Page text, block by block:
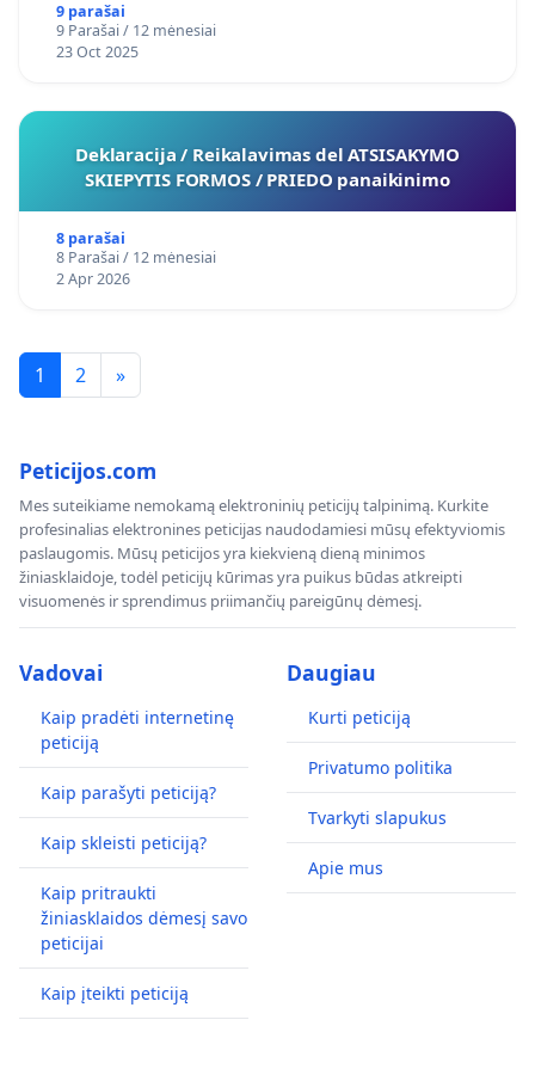
9 parašai
9 Parašai / 12 mėnesiai
23 Oct 2025
Deklaracija / Reikalavimas del ATSISAKYMO
SKIEPYTIS FORMOS / PRIEDO panaikinimo
8 parašai
8 Parašai / 12 mėnesiai
2 Apr 2026
1 2 »
Peticijos.com
Mes suteikiame nemokamą elektroninių peticijų talpinimą. Kurkite
profesinalias elektronines peticijas naudodamiesi mūsų efektyviomis
paslaugomis. Mūsų peticijos yra kiekvieną dieną minimos
žiniasklaidoje, todėl peticijų kūrimas yra puikus būdas atkreipti
visuomenės ir sprendimus priimančių pareigūnų dėmesį.
Vadovai
Kaip pradėti internetinę
peticiją
Kaip parašyti peticiją?
Kaip skleisti peticiją?
Kaip pritraukti
žiniasklaidos dėmesį savo
peticijai
Kaip įteikti peticiją
Daugiau
Kurti peticiją
Privatumo politika
Tvarkyti slapukus
Apie mus